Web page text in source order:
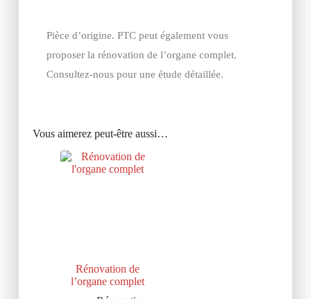
Pièce d’origine. PTC peut également vous
proposer la rénovation de l’organe complet.
Consultez-nous pour une étude détaillée.
Vous aimerez peut-être aussi…
Rénovation de
l’organe complet